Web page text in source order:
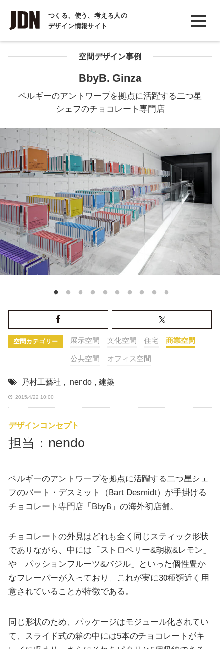
つくる、使う、考える人の
デザイン情報サイト
INTERVIEW
インタビュー
REPORT
COLUMN
空間デザイン事例
BbyB. Ginza
ベルギーのアントワープを拠点に活躍する二つ星
シェフのチョコレート専門店
空間カテゴリー 展示空間 文化空間 住宅 商業空間
公共空間 オフィス空間
乃村工藝社 , nendo , 建築
2015/4/22 10:00
デザインコンセプト
担当：nendo
ベルギーのアントワープを拠点に活躍する二つ星シェ
フのバート・デスミット（Bart Desmidt）が手掛ける
チョコレート専門店「BbyB」の海外初店舗。
チョコレートの外見はどれも全く同じスティック形状
でありながら、中には「ストロベリー&胡椒&レモン」
や「パッションフルーツ&バジル」といった個性豊か
なフレーバーが入っており、これが実に30種類近く用
意されていることが特徴である。
同じ形状のため、パッケージはモジュール化されてい
て、スライド式の箱の中には5本のチョコレートがキ